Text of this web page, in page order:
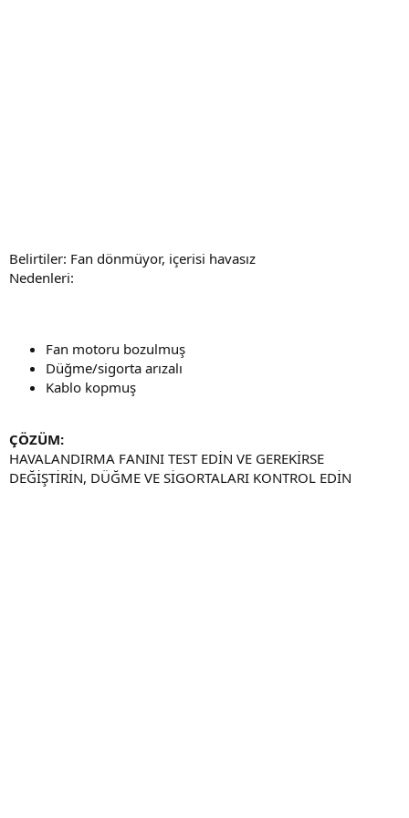
Belirtiler: Fan dönmüyor, içerisi havasız
Nedenleri:
Fan motoru bozulmuş
Düğme/sigorta arızalı
Kablo kopmuş
ÇÖZÜM:
HAVALANDIRMA FANINI TEST EDİN VE GEREKİRSE
DEĞİŞTİRİN, DÜĞME VE SİGORTALARI KONTROL EDİN